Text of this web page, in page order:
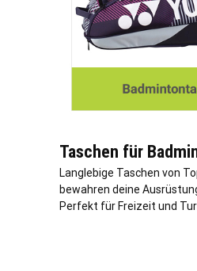
Taschen für
Langlebige Taschen von
bewahren deine
Perfekt für Freizeit und